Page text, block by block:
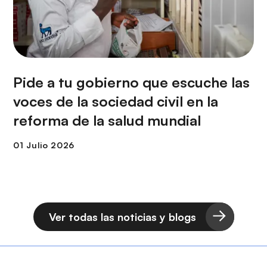
Pide a tu gobierno que escuche las
voces de la sociedad civil en la
reforma de la salud mundial
Ver todas las noticias y blogs